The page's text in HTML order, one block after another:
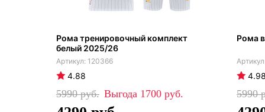
Рома тренировочный комплект
белый 2025/26
120366
4.88
5990 1700
Рома
5990